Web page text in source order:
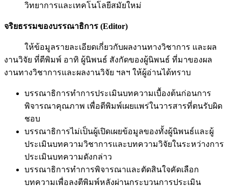
วิทยาการและเทคโนโลยีสมัยใหม่
จริยธรรมของบรรณาธิการ (Editor)
ให้ข้อมูลรายละเอียดเกี่ยวกับผลงานทางวิชาการ และผล
งานวิจัย ที่ตีพิมพ์ อาทิ ผู้นิพนธ์ สังกัดของผู้นิพนธ์ ที่มาของผล
งานทางวิชาการและผลงานวิจัย ฯลฯ ให้ผู้อ่านได้ทราบ
บรรณาธิการทำการประเมินบทความเบื้องต้นก่อนการ
พิจารณาคุณภาพ เพื่อตีพิมพ์เผยแพร่ในวารสารที่ตนรับผิด
ชอบ
บรรณาธิการไม่เป็นผู้เปิดเผยข้อมูลของทั้งผู้นิพนธ์และผู้
ประเมินบทความวิชาการและบทความวิจัยในระหว่างการ
ประเมินบทความดังกล่าว
บรรณาธิการทำการพิจารณาและตัดสินใจคัดเลือก
บทความเพื่อลงตีพิมพ์หลังผ่านกระบวนการประเมิน